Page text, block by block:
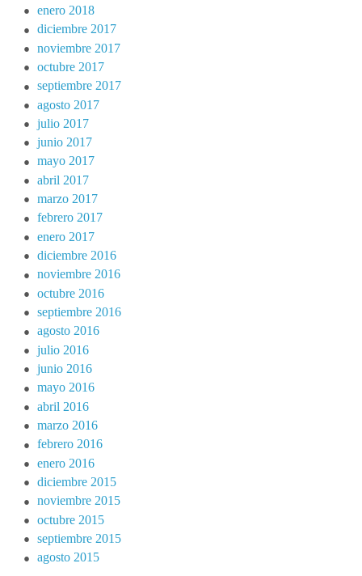
enero 2018
diciembre 2017
noviembre 2017
octubre 2017
septiembre 2017
agosto 2017
julio 2017
junio 2017
mayo 2017
abril 2017
marzo 2017
febrero 2017
enero 2017
diciembre 2016
noviembre 2016
octubre 2016
septiembre 2016
agosto 2016
julio 2016
junio 2016
mayo 2016
abril 2016
marzo 2016
febrero 2016
enero 2016
diciembre 2015
noviembre 2015
octubre 2015
septiembre 2015
agosto 2015